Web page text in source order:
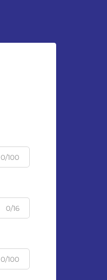
0/100
0/16
0/100